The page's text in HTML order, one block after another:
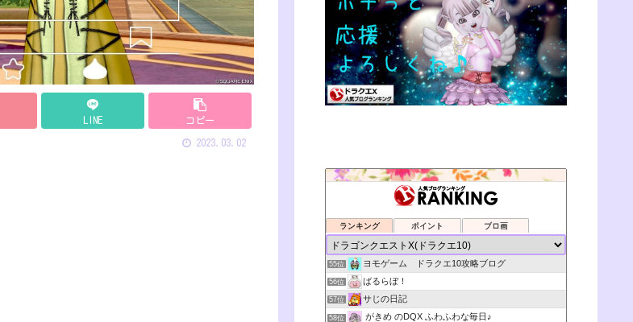
LINE コピー
2023.03.02
ランキング ポイント ブロ画
55位 ヨモゲーム ドラクエ10攻略ブログ
56位 ばるらぼ！
57位 サじの日記
58位 がきめ のDQX ふわふわな毎日♪